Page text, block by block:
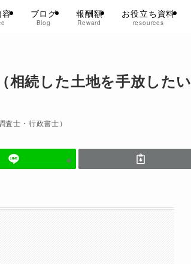
容 ブログ
Blog
報酬額
Reward
お役立ち資料
resources
相続した土地を手放した
査士・行政書士）